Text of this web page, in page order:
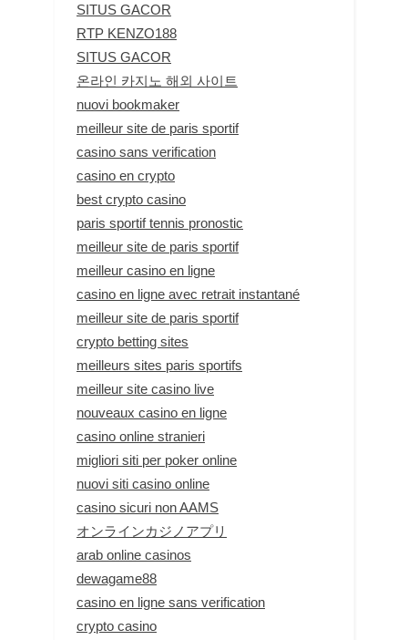
SITUS GACOR
RTP KENZO188
SITUS GACOR
온라인 카지노 해외 사이트
nuovi bookmaker
meilleur site de paris sportif
casino sans verification
casino en crypto
best crypto casino
paris sportif tennis pronostic
meilleur site de paris sportif
meilleur casino en ligne
casino en ligne avec retrait instantané
meilleur site de paris sportif
crypto betting sites
meilleurs sites paris sportifs
meilleur site casino live
nouveaux casino en ligne
casino online stranieri
migliori siti per poker online
nuovi siti casino online
casino sicuri non AAMS
オンラインカジノアプリ
arab online casinos
dewagame88
casino en ligne sans verification
crypto casino